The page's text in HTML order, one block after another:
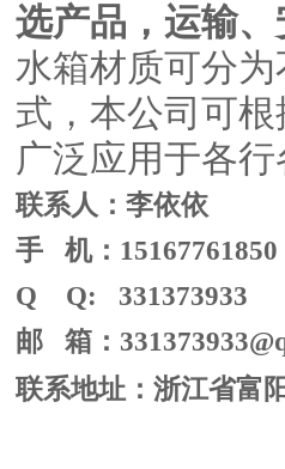
选产品，运输
水箱材质可分
式，本公司可
广泛应用于各
联系人：李依依
手 机：15167761850
Q Q: 331373933
邮 箱：
联系地址：浙江省富